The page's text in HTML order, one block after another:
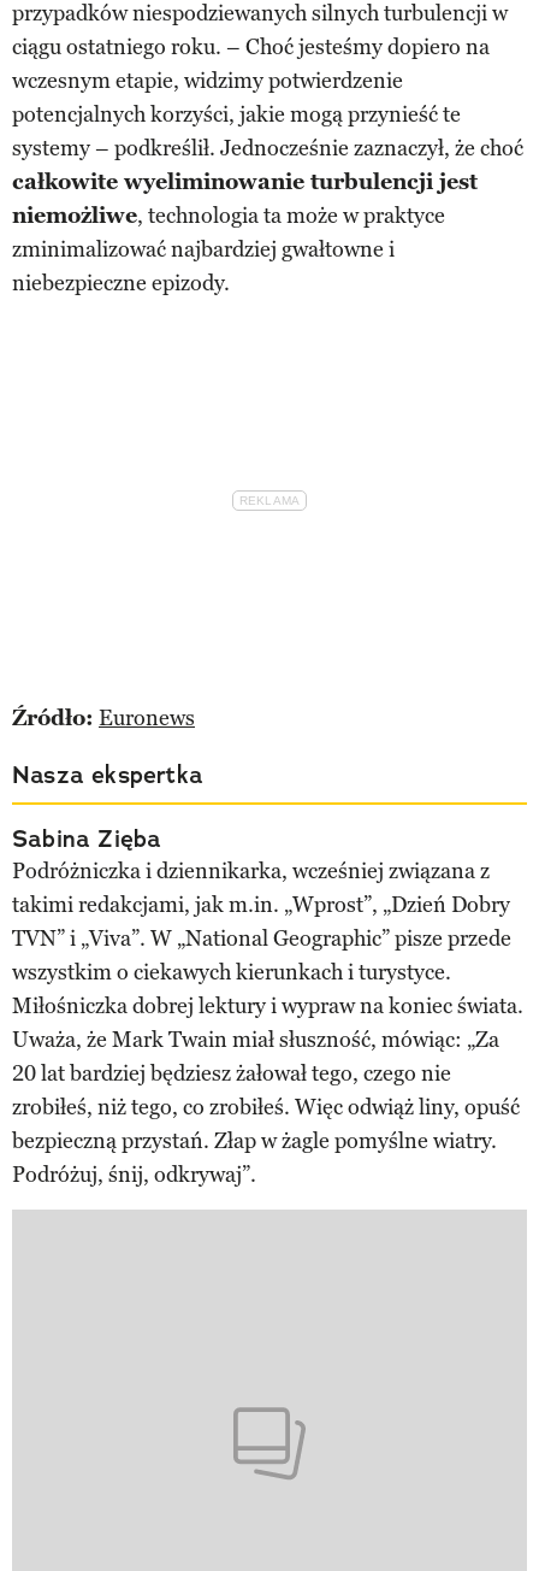
przypadków niespodziewanych silnych turbulencji w
ciągu ostatniego roku. – Choć jesteśmy dopiero na
wczesnym etapie, widzimy potwierdzenie
potencjalnych korzyści, jakie mogą przynieść te
systemy – podkreślił. Jednocześnie zaznaczył, że choć
całkowite wyeliminowanie turbulencji jest
niemożliwe, technologia ta może w praktyce
zminimalizować najbardziej gwałtowne i
niebezpieczne epizody.
Źródło: Euronews
Nasza ekspertka
Sabina Zięba
Podróżniczka i dziennikarka, wcześniej związana z
takimi redakcjami, jak m.in. „Wprost”, „Dzień Dobry
TVN” i „Viva”. W „National Geographic” pisze przede
wszystkim o ciekawych kierunkach i turystyce.
Miłośniczka dobrej lektury i wypraw na koniec świata.
Uważa, że Mark Twain miał słuszność, mówiąc: „Za
20 lat bardziej będziesz żałował tego, czego nie
zrobiłeś, niż tego, co zrobiłeś. Więc odwiąż liny, opuść
bezpieczną przystań. Złap w żagle pomyślne wiatry.
Podróżuj, śnij, odkrywaj”.